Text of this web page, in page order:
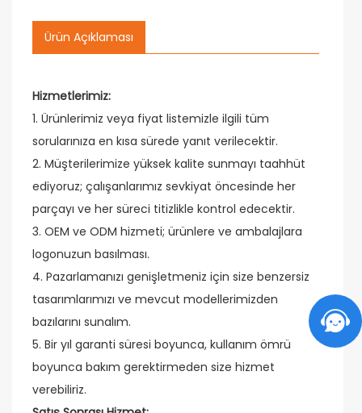
Ürün Açıklaması
Hizmetlerimiz:
1. Ürünlerimiz veya fiyat listemizle ilgili tüm
sorularınıza en kısa sürede yanıt verilecektir.
2. Müşterilerimize yüksek kalite sunmayı taahhüt
ediyoruz; çalışanlarımız sevkiyat öncesinde her
parçayı ve her süreci titizlikle kontrol edecektir.
3. OEM ve ODM hizmeti; ürünlere ve ambalajlara
logonuzun basılması.
4. Pazarlamanızı genişletmeniz için size benzersiz
tasarımlarımızı ve mevcut modellerimizden
bazılarını sunalım.
5. Bir yıl garanti süresi boyunca, kullanım ömrü
boyunca bakım gerektirmeden size hizmet
verebiliriz.